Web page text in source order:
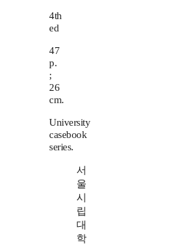
4th
ed
47
p.
;
26
cm.
University
casebook
series.
서
울
시
립
대
학